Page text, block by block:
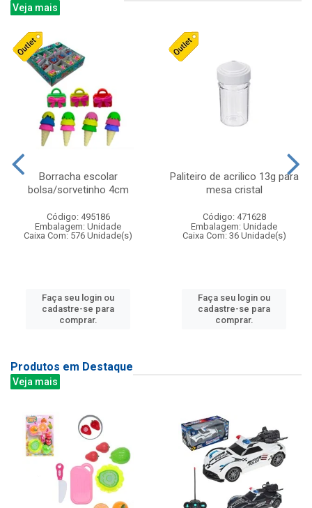
Veja mais
Borracha escolar
bolsa/sorvetinho 4cm
Código: 495186
Embalagem: Unidade
Caixa Com: 576 Unidade(s)
Faça seu login ou
cadastre-se para
comprar.
Paliteiro de acrilico 13g para
mesa cristal
Código: 471628
Embalagem: Unidade
Caixa Com: 36 Unidade(s)
Faça seu login ou
cadastre-se para
comprar.
Produtos em Destaque
Veja mais